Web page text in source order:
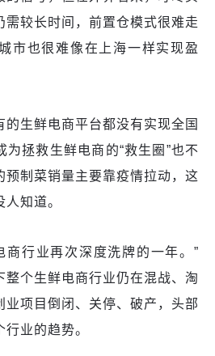
需较长时间，前置仓模式很难走
市也很难像在上海一样实现盈
的生鲜电商平台都没有实现全国
为拯救生鲜电商的“救生圈”也不
预制菜销量主要靠疫情拉动，这
知道。
商行业再次深度洗牌的一年。”
整个生鲜电商行业仍在混战、淘
业项目倒闭、关停、破产，头部
业的趋势。